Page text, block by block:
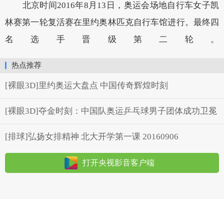
北京时间2016年8月13日，奥运会场地自行车女子凯
林赛第一轮复活赛在里约奥林匹克自行车馆进行。最终四
名选手晋级第二轮。
热点推荐
[裸眼3D]里约奥运大盘点 中国传奇辉煌时刻
[裸眼3D]夺金时刻：中国队奥运乒乓球男子团体成功卫冕
[排球]弘扬女排精神 北大开学第一课 20160906
打开央视影音客户端